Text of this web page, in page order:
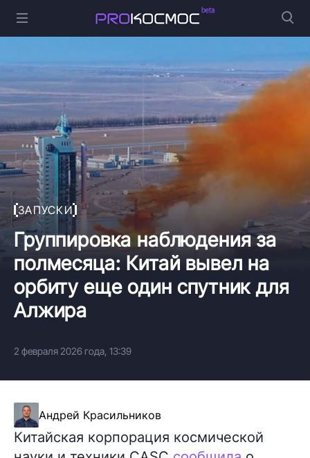
ЗАПУСКИ
Группировка наблюдения за
полмесяца: Китай вывел на
орбиту еще один спутник для
Алжира
2 февраля 2026 года, 13:39
Андрей Красильников
Китайская корпорация космической